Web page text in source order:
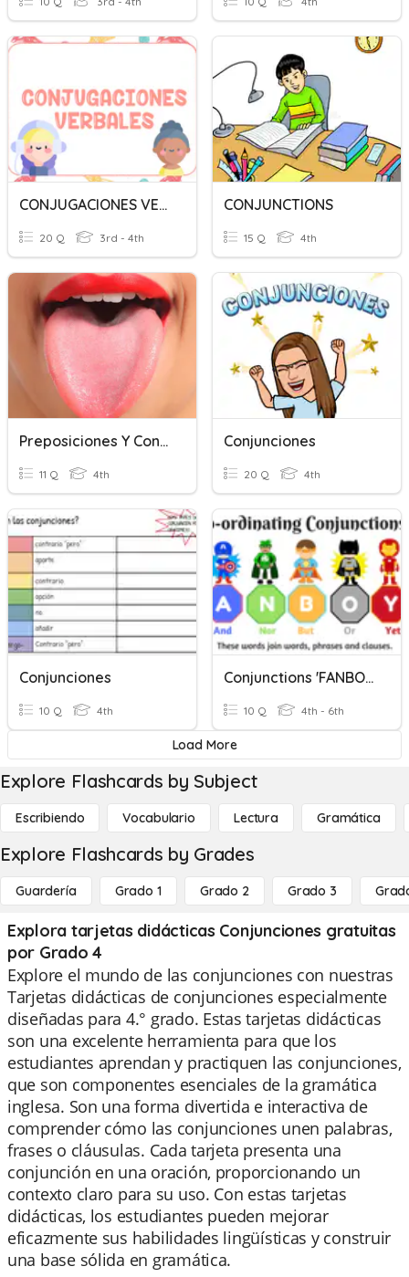
CONJUGACIONES VERBALES
20 Q 3rd - 4th
CONJUNCTIONS
15 Q 4th
Preposiciones Y Conjunciones. Interjecciones
11 Q 4th
Conjunciones
20 Q 4th
Conjunciones
10 Q 4th
Conjunctions 'FANBOYS'
10 Q 4th - 6th
Load More
Explore Flashcards by Subject
Escribiendo Vocabulario Lectura Gramática
Explore Flashcards by Grades
Guardería Grado 1 Grado 2 Grado 3
Explora tarjetas didácticas Conjunciones gratuitas
por Grado 4
Explore el mundo de las conjunciones con nuestras
Tarjetas didácticas de conjunciones especialmente
diseñadas para 4.° grado. Estas tarjetas didácticas
son una excelente herramienta para que los
estudiantes aprendan y practiquen las conjunciones,
que son componentes esenciales de la gramática
inglesa. Son una forma divertida e interactiva de
comprender cómo las conjunciones unen palabras,
frases o cláusulas. Cada tarjeta presenta una
conjunción en una oración, proporcionando un
contexto claro para su uso. Con estas tarjetas
didácticas, los estudiantes pueden mejorar
eficazmente sus habilidades lingüísticas y construir
una base sólida en gramática.